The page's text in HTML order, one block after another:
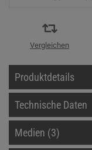
Vergleichen
Produktdetails
Technische Daten
Medien (3)